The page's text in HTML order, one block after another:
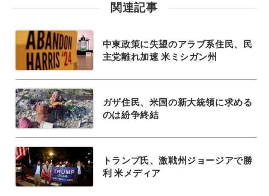
関連記事
中東政策に失望のアラブ系住民、民
主党離れ加速 米ミシガン州
ガザ住民、米国の新大統領に求める
のは紛争終結
トランプ氏、激戦州ジョージアで勝
利 米メディア